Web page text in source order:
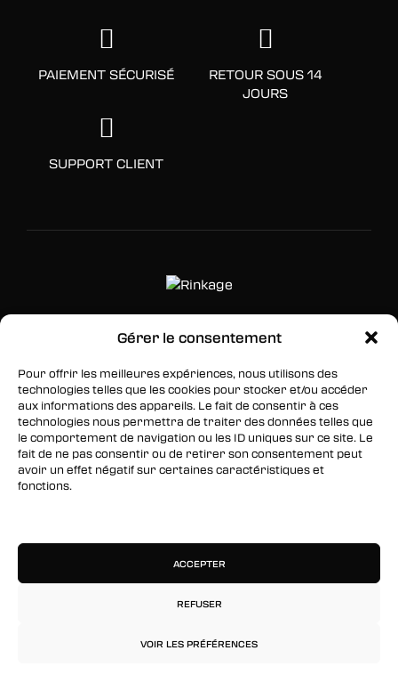
Gérer le consentement
Pour offrir les meilleures expériences, nous utilisons des
technologies telles que les cookies pour stocker et/ou accéder
aux informations des appareils. Le fait de consentir à ces
technologies nous permettra de traiter des données telles que
le comportement de navigation ou les ID uniques sur ce site. Le
fait de ne pas consentir ou de retirer son consentement peut
avoir un effet négatif sur certaines caractéristiques et
fonctions.
ACCEPTER
REFUSER
VOIR LES PRÉFÉRENCES
PAIEMENT SÉCURISÉ
RETOUR SOUS 14
JOURS
SUPPORT CLIENT
SUIVEZ-NOUS
Facebook
Twitter
Instagram
arrivages, des ventes, du contenu exclusif, des
événements et plus encore !